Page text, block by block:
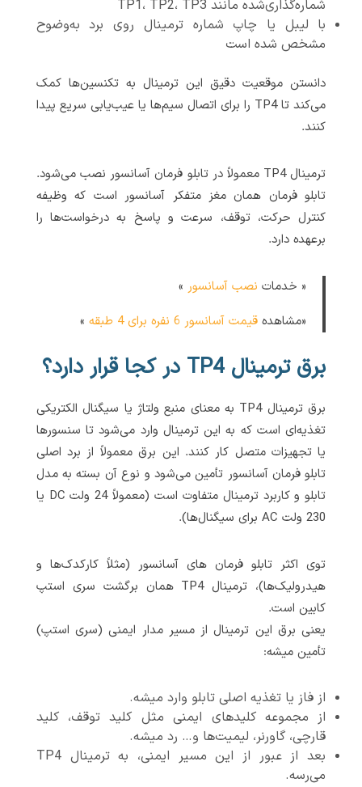
شماره‌گذاری‌شده مانند TP1، TP2، TP3
با لیبل یا چاپ شماره ترمینال روی برد به‌وضوح
مشخص شده است
دانستن موقعیت دقیق این ترمینال به تکنسین‌ها کمک
می‌کند تا TP4 را برای اتصال سیم‌ها یا عیب‌یابی سریع پیدا
کنند.
ترمینال TP4 معمولاً در تابلو فرمان آسانسور نصب می‌شود.
تابلو فرمان همان مغز متفکر آسانسور است که وظیفه
کنترل حرکت، توقف، سرعت و پاسخ به درخواست‌ها را
برعهده دارد.
« خدمات نصب آسانسور »
«مشاهده قیمت آسانسور 6 نفره برای 4 طبقه »
برق ترمینال TP4 در کجا قرار دارد؟
برق ترمینال TP4 به معنای منبع ولتاژ یا سیگنال الکتریکی
تغذیه‌ای است که به این ترمینال وارد می‌شود تا سنسورها
یا تجهیزات متصل کار کنند. این برق معمولاً از برد اصلی
تابلو فرمان آسانسور تأمین می‌شود و نوع آن بسته به مدل
تابلو و کاربرد ترمینال متفاوت است (معمولاً 24 ولت DC یا
230 ولت AC برای سیگنال‌ها).
توی اکثر تابلو فرمان های آسانسور (مثلاً کارکدک‌ها و
هیدرولیک‌ها)، ترمینال TP4 همان برگشت سری استپ
کابین است.
یعنی برق این ترمینال از مسیر مدار ایمنی (سری استپ)
تأمین میشه:
از فاز یا تغذیه اصلی تابلو وارد میشه.
از مجموعه کلیدهای ایمنی مثل کلید توقف، کلید
قارچی، گاورنر، لیمیت‌ها و… رد میشه.
بعد از عبور از این مسیر ایمنی، به ترمینال TP4
می‌رسه.